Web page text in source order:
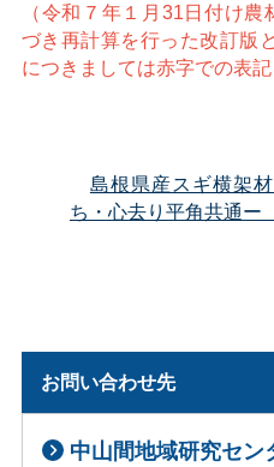
（令和７年１月31日付け
づき再計算を行った改訂版
につきましては赤字での表
島根県産スギ横架
ち・心去り平角共通ー
お問い合わせ先
中山間地域研究セン